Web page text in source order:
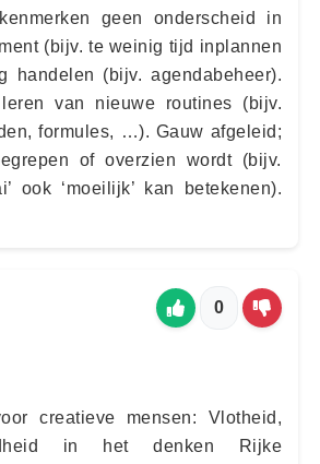
geen onderscheid in
(bijv. te weinig tijd inplannen
handelen (bijv. agendabeheer).
van nieuwe routines (bijv.
formules, …). Gauw afgeleid;
of overzien wordt (bijv.
ook ‘moeilijk’ kan betekenen).
0
creatieve mensen: Vlotheid,
in het denken Rijke